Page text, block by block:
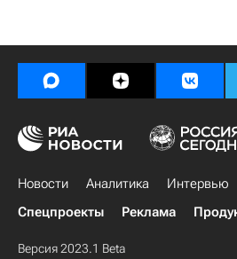
Новости Аналитика Интервью
Спецпроекты
Реклама
Версия 2023.1 Beta